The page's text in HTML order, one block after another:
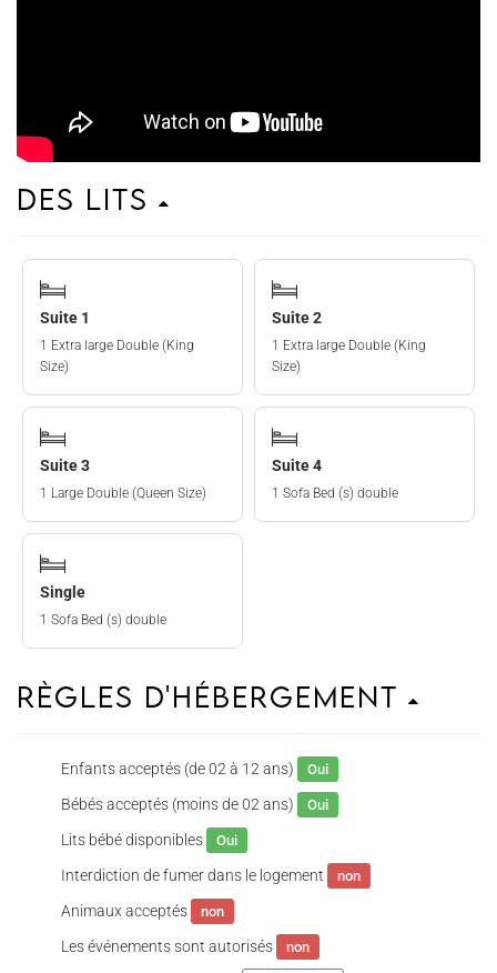
Des lits
Suite 1
1 Extra large Double (King
Size)
Suite 2
1 Extra large Double (King
Size)
Suite 3
1 Large Double (Queen Size)
Suite 4
1 Sofa Bed (s) double
Single
1 Sofa Bed (s) double
Règles d'hébergement
Enfants acceptés (de 02 à 12 ans) Oui
Bébés acceptés (moins de 02 ans) Oui
Lits bébé disponibles Oui
Interdiction de fumer dans le logement non
Animaux acceptés non
Les événements sont autorisés non